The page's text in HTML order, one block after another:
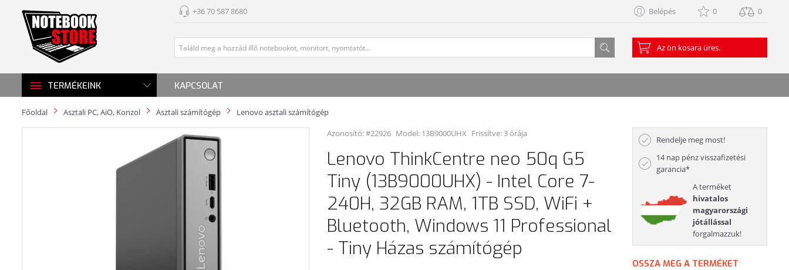
+36 70 587 8680 Belépés 0 0
Az ön kosara üres.
TERMÉKEINK KAPCSOLAT
Főoldal Asztali PC, AiO, Konzol Asztali számítógép Lenovo asztali számítógép
Azonosító: #22926 Model: 13B9000UHX Frissítve: 3 órája
Lenovo ThinkCentre neo 50q G5
Tiny (13B9000UHX) - Intel Core 7-
240H, 32GB RAM, 1TB SSD, WiFi +
Bluetooth, Windows 11 Professional
- Tiny Házas számítógép
Rendelje meg most!
14 nap pénz visszafizetési
garancia*
A terméket
hivatalos
magyarországi
jótállással
forgalmazzuk!
OSSZA MEG A TERMÉKET